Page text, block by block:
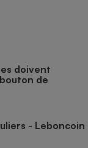
doivent
de
- Leboncoin